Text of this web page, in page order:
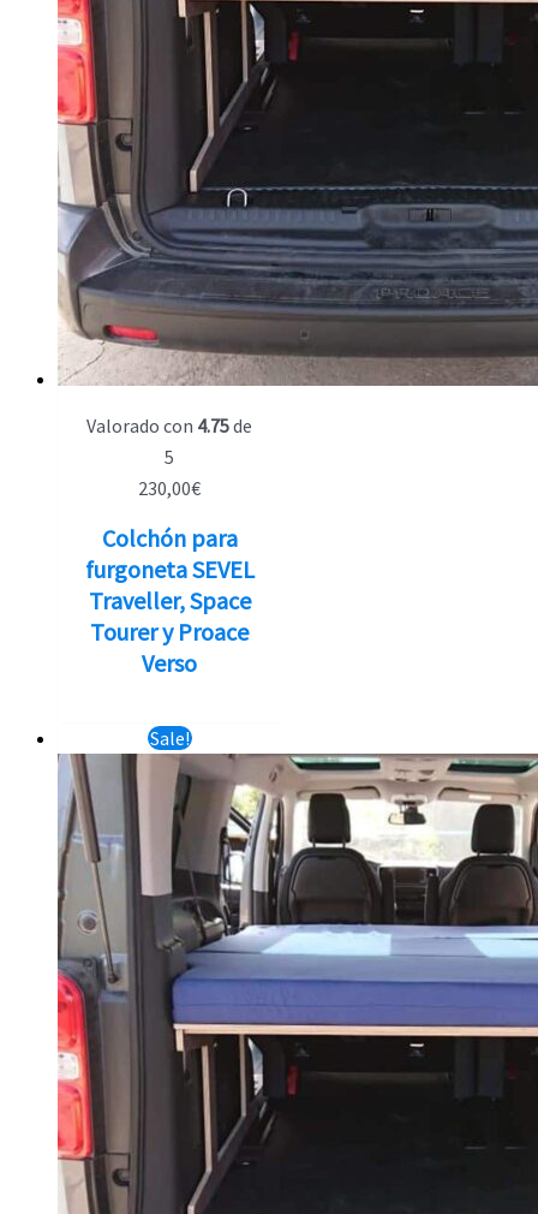
Valorado con 4.75de
5
230,00€
Colchón para
furgoneta SEVEL
Traveller, Space
Tourer y Proace
Verso
Sale!